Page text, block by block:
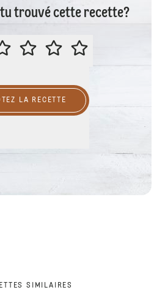
trouvé cette recette?
ÉVALUER CETTE RECETTE
LA RECETTE
SIMILAIRES